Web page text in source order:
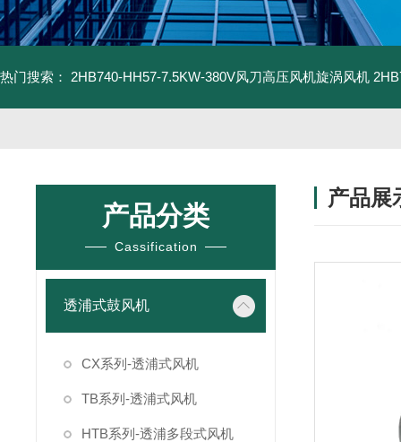
热门搜索： 2HB740-HH57-7.5KW-380V风刀高压风机旋涡风机
产品分类
Cassification
透浦式鼓风机
CX系列-透浦式风机
TB系列-透浦式风机
HTB系列-透浦多段式风机
产品展